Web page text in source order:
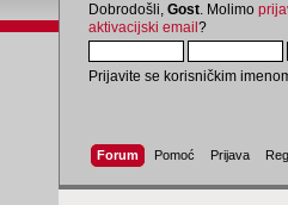
Dobrodošli, Gost . Molimo
aktivacijski email?
Prijavite se korisničkim
Forum Pomoć Prijava